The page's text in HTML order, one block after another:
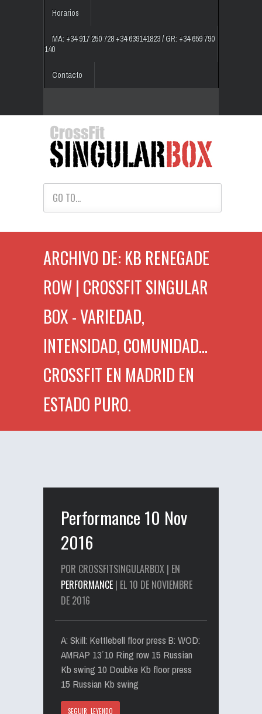
Horarios
MA: +34 917 250 728 +34 639141823 / GR: +34 659 790
140
Contacto
GO TO...
ARCHIVO DE: KB RENEGADE
ROW | CROSSFIT SINGULAR
BOX - VARIEDAD,
INTENSIDAD, COMUNIDAD...
CROSSFIT EN MADRID EN
ESTADO PURO.
Performance 10 Nov
2016
POR CROSSFITSINGULARBOX | EN
PERFORMANCE | EL 10 DE NOVIEMBRE
DE 2016
A: Skill: Kettlebell floor press B: WOD:
AMRAP 13´ 10 Ring row 15 Russian
Kb swing 10 Doubke Kb floor press
15 Russian Kb swing
SEGUIR LEYENDO